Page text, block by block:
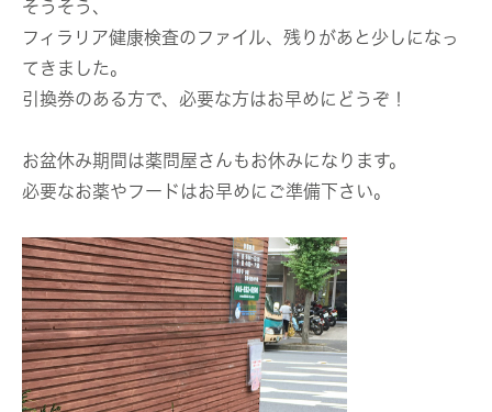
そうそう、
フィラリア健康検査のファイル、残りがあと少しになっ
てきました。
引換券のある方で、必要な方はお早めにどうぞ！
お盆休み期間は薬問屋さんもお休みになります。
必要なお薬やフードはお早めにご準備下さい。